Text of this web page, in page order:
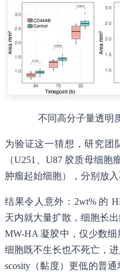
不同高分子量透明
为验证这一猜想，研究团
（U251、U87 胶质母细
肿瘤起始细胞），分别放
结果令人意外：2wt% 的
天内就大量扩散，细胞长
MW-HA 凝胶中，仅少数
细胞既不生长也不死亡，
scosity（黏度）更低的普